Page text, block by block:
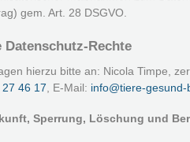
gem. Art. 28 DSGVO.
Datenschutz-Rechte
hierzu bitte an: Nicola Timpe,
27 46 17, E-Mail: info@tiere-
Sperrung, Löschung und